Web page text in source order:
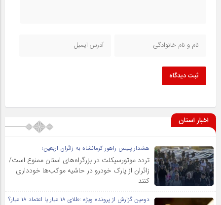
ثبت دیدگاه
اخبار استان
هشدار پلیس راهور کرمانشاه به زائران اربعین؛
تردد موتورسیکلت در بزرگراه‌های استان ممنوع است/
زائران از پارک خودرو در حاشیه موکب‌ها خودداری
کنند
دومین گزارش از پرونده ویژه :طلای ۱۸ عیار یا اعتماد ۱۸ عیار؟